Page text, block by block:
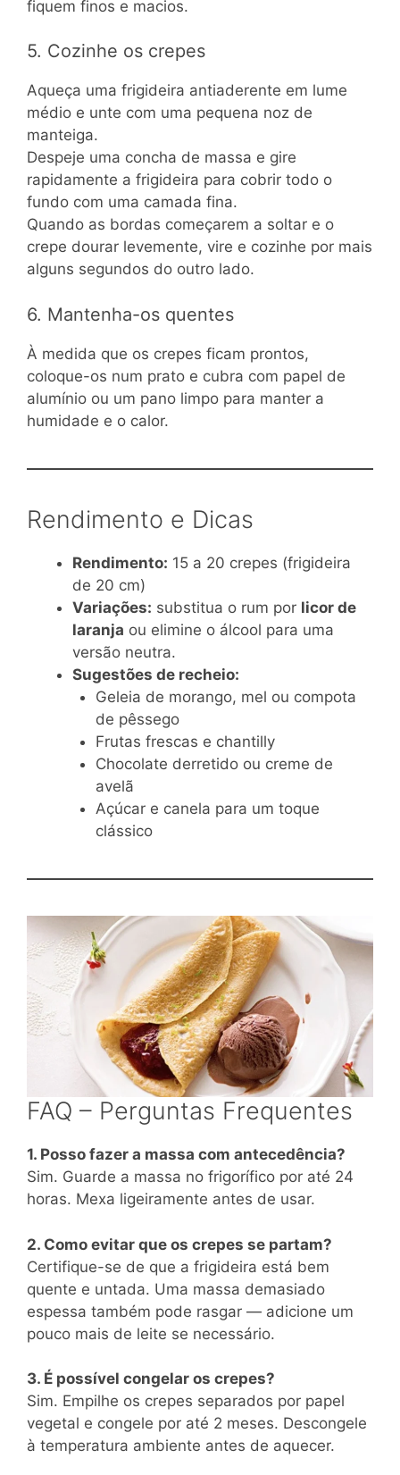
fiquem finos e macios.
5. Cozinhe os crepes
Aqueça uma frigideira antiaderente em lume
médio e unte com uma pequena noz de
manteiga.
Despeje uma concha de massa e gire
rapidamente a frigideira para cobrir todo o
fundo com uma camada fina.
Quando as bordas começarem a soltar e o
crepe dourar levemente, vire e cozinhe por mais
alguns segundos do outro lado.
6. Mantenha-os quentes
À medida que os crepes ficam prontos,
coloque-os num prato e cubra com papel de
alumínio ou um pano limpo para manter a
humidade e o calor.
Rendimento e Dicas
Rendimento: 15 a 20 crepes (frigideira
de 20 cm)
Variações: substitua o rum por licor de
laranja ou elimine o álcool para uma
versão neutra.
Sugestões de recheio:
Geleia de morango, mel ou compota
de pêssego
Frutas frescas e chantilly
Chocolate derretido ou creme de
avelã
Açúcar e canela para um toque
clássico
FAQ – Perguntas Frequentes
1. Posso fazer a massa com antecedência?
Sim. Guarde a massa no frigorífico por até 24
horas. Mexa ligeiramente antes de usar.
2. Como evitar que os crepes se partam?
Certifique-se de que a frigideira está bem
quente e untada. Uma massa demasiado
espessa também pode rasgar — adicione um
pouco mais de leite se necessário.
3. É possível congelar os crepes?
Sim. Empilhe os crepes separados por papel
vegetal e congele por até 2 meses. Descongele
à temperatura ambiente antes de aquecer.